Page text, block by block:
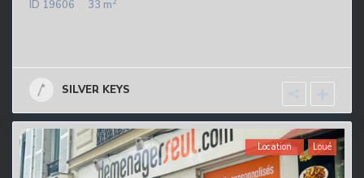
ID 19606 33 m
SILVER KEYS
Location Loué